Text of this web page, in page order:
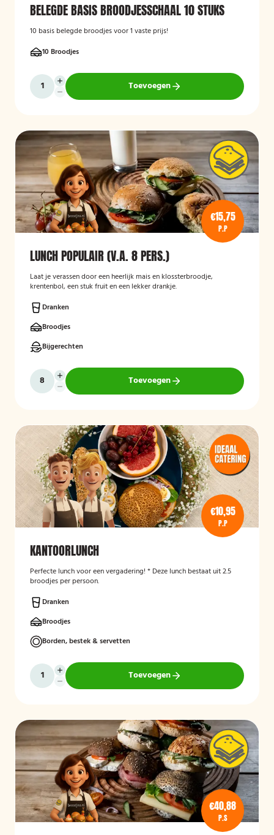
BELEGDE BASIS BROODJESSCHAAL 10 STUKS
10 basis belegde broodjes voor 1 vaste prijs!
10 Broodjes
Toevoegen
€15,75
P.P
LUNCH POPULAIR (V.A. 8 PERS.)
Laat je verassen door een heerlijk mais en klossterbroodje,
krentenbol, een stuk fruit en een lekker drankje.
Dranken
Broodjes
Bijgerechten
Toevoegen
€10,95
P.P
KANTOORLUNCH
Perfecte lunch voor een vergadering! * Deze lunch bestaat uit 2.5
broodjes per persoon.
Dranken
Broodjes
Borden, bestek & servetten
Toevoegen
€40,88
P.S